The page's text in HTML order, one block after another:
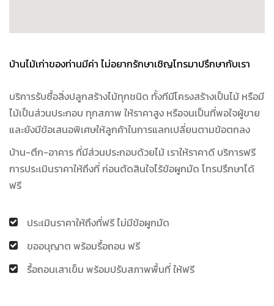
บ้านไม้เก่าของท่านมีค่า ไม่อยากรักษาเชิญโทรมาปรึกษากับเรา
บริการรับซื้อสิ่งปลูกสร้างไม้ทุกชนิด ทั้งทีมีโครงสร้างเป็นไม้ หรือมี
ไม้เป็นส่วนประกอบ ทุกสภาพ ให้ราคาสูง หรือจนเป็นที่พอใจผู้ขาย
และยังมีข้อเสนอพิเศษให้ลูกค้าในการแลกเปลี่ยนตามข้อตกลง
บ้าน-ตึก-อาคาร ที่มีส่วนประกอบด้วยไม้ เราให้ราคาดี บริการฟรี
การประเมินราคาให้ถึงที่ ก่อนตัดสินใจไร้ข้อผูกมัด โทรปรึกษาได้
ฟรี
ประเมินราคาให้ถึงที่ฟรี ไม่มีข้อผูกมัด
ขออนุญาต พร้อมรื้อถอน ฟรี
รื้อถอนเสาเข็ม พร้อมปรับสภาพพื้นที่ ให้ฟรี